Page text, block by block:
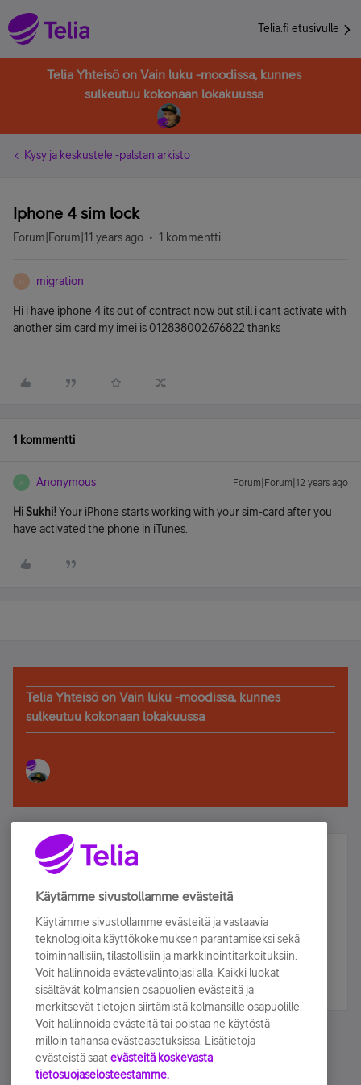
Telia.fi etusivulle
Telia Yhteisö on Vain luku -moodissa, kunnes
sulkeutuu kokonaan lokakuussa
Kysy ja keskustele -palstan arkisto
Iphone 4 sim lock
Forum|Forum|11 years ago 1 kommentti
M migration
Hi i have iphone 4 its out of contract now but still i cant activate with
another sim card my imei is 012838002676822 thanks
1 kommentti
A Anonymous Forum|Forum|12 years ago
Hi Sukhi!Your iPhone starts working with your sim-card after you
have activated the phone in iTunes.
Telia Yhteisö on Vain luku -moodissa, kunnes
sulkeutuu kokonaan lokakuussa
Älä jää paitsi – osallistu ja voita!
Tilaa Telian uutiskirje ja olet mukana arvonnassa.
sähköpostiisi.
Tilaa nyt
Käytämme sivustollamme evästeitä
Käytämme sivustollamme evästeitä ja vastaavia
teknologioita käyttökokemuksen parantamiseksi sekä
toiminnallisiin, tilastollisiin ja markkinointitarkoituksiin.
Voit hallinnoida evästevalintojasi alla. Kaikki luokat
sisältävät kolmansien osapuolien evästeitä ja
merkitsevät tietojen siirtämistä kolmansille osapuolille.
Voit hallinnoida evästeitä tai poistaa ne käytöstä
milloin tahansa evästeasetuksissa. Lisätietoja
evästeistä saat evästeitä koskevasta
tietosuojaselosteestamme.